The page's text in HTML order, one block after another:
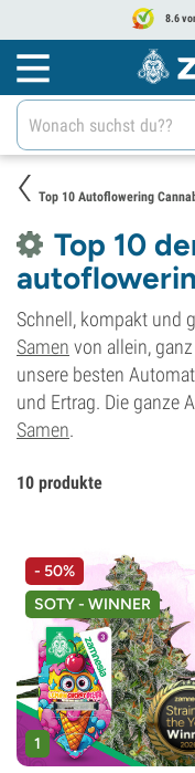
8.6
Top 10 Autoflowering
Top 10
Schnell, kompakt und
Samen von allein,
unsere besten
und Ertrag. Die ganze
Samen.
10 produkte
- 50%
SOTY - WINNER
1